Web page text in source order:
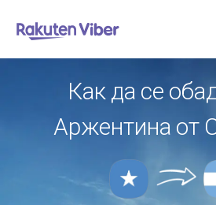
Как да се
Аржентина от